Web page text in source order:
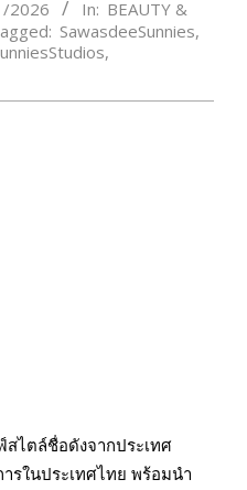
2026 In: BEAUTY &
SawasdeeSunnies,
,
ไตล์ชื่อดังจากประเทศ
รในประเทศไทย พร้อมนำ